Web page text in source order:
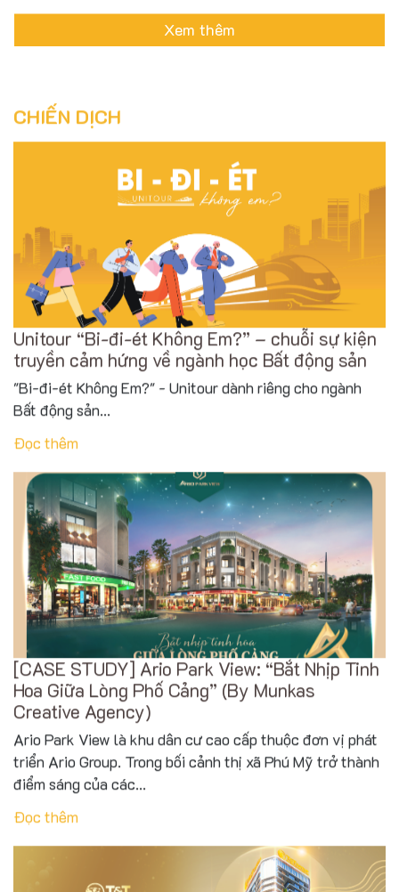
Xem thêm
CHIẾN DỊCH
Unitour “Bi-đi-ét Không Em?” – chuỗi sự kiện
truyền cảm hứng về ngành học Bất động sản
"Bi-đi-ét Không Em?" - Unitour dành riêng cho ngành
Bất động sản...
Đọc thêm
[CASE STUDY] Ario Park View: “Bắt Nhịp Tinh
Hoa Giữa Lòng Phố Cảng” (By Munkas
Creative Agency)
Ario Park View là khu dân cư cao cấp thuộc đơn vị phát
triển Ario Group. Trong bối cảnh thị xã Phú Mỹ trở thành
điểm sáng của các...
Đọc thêm